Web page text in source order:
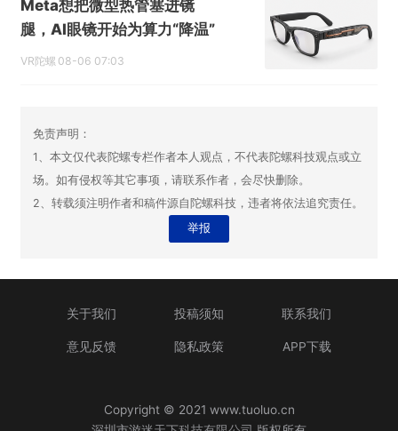
Meta想把微型热管塞进镜
腿，AI眼镜开始为算力“降温”
VR陀螺 08-06 07:03
免责声明：
1、本文仅代表陀螺专栏作者本人观点，不代表陀螺科技观点或立
场。如有侵权等其它事项，请联系作者，会尽快删除。
2、转载须注明作者和稿件源自陀螺科技，违者将依法追究责任。
举报
关于我们 投稿须知 联系我们
意见反馈 隐私政策 APP下载
Copyright © 2021 www.tuoluo.cn